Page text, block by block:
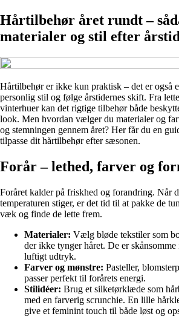
Hårtilbehør året rundt –
materialer og stil efter
Hårtilbehør er ikke kun praktisk – det er også
personlig stil og følge årstidernes skift. Fra
vinterhuer kan det rigtige tilbehør både
look. Men hvordan vælger du materialer og
og stemningen gennem året? Her får du en
tilpasse dit hårtilbehør efter sæsonen.
Forår – lethed, farver og
Foråret kalder på friskhed og forandring. Når
temperaturen stiger, er det tid til at pakke de
væk og finde de lette frem.
Materialer: Vælg bløde tekstiler som
der ikke tynger håret. De er
luftigt udtryk.
Farver og mønstre: Pasteller,
passer perfekt til forårets energi.
Stilidéer: Brug et silketørklæde som
med en farverig scrunchie. En lille
give et feminint touch til både løst og